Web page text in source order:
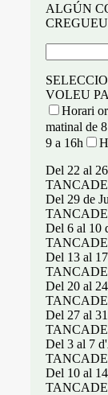
ALGÚN
VOLEU
Horari
matinal de
9 a 16h
Del 22 al
Del 29 de
Del 6 al 10
Del 13 al
Del 20 al
Del 27 al
Del 3 al 7
Del 10 al